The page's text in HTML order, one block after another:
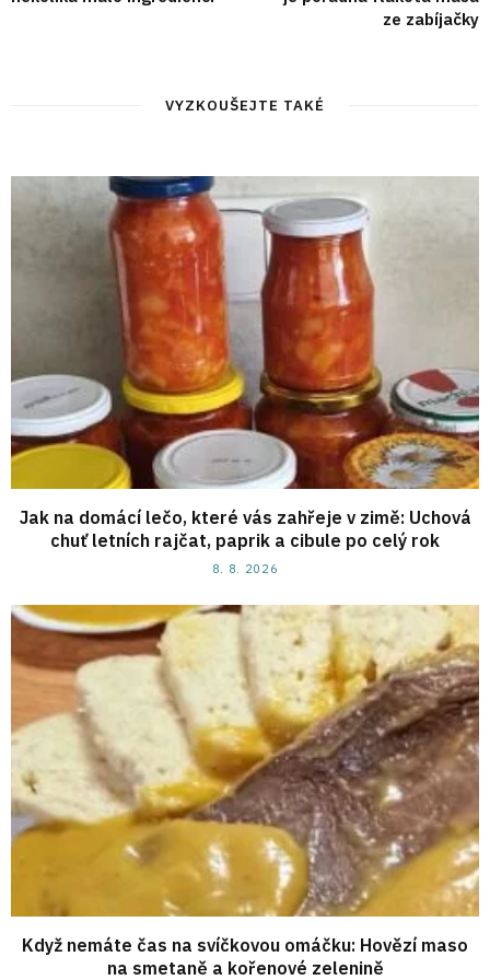
ze zabíjačky
VYZKOUŠEJTE TAKÉ
Jak na domácí lečo, které vás zahřeje v zimě: Uchová
chuť letních rajčat, paprik a cibule po celý rok
8. 8. 2026
Když nemáte čas na svíčkovou omáčku: Hovězí maso
na smetaně a kořenové zelenině